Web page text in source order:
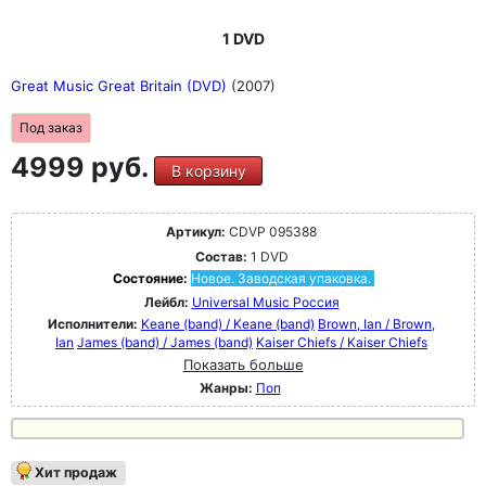
1 DVD
Great Music Great Britain (DVD) (2007)
Под заказ
4999 руб. В корзину
Артикул: CDVP 095388
Состав: 1 DVD
Состояние: Новое. Заводская упаковка.
Лейбл: Universal Music Россия
Исполнители: Keane (band) / Keane (band) Brown, Ian / Brown,
Ian James (band) / James (band) Kaiser Chiefs / Kaiser Chiefs
Показать больше
Жанры: Поп
Хит продаж